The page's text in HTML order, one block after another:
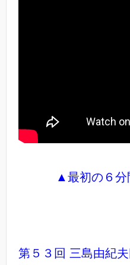
▲最初の６分
第５３回 三島由紀